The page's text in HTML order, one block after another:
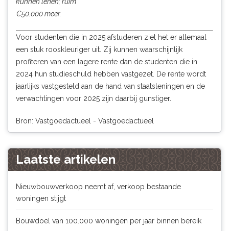
€50.000 meer.
Voor studenten die in 2025 afstuderen ziet het er allemaal
een stuk rooskleuriger uit. Zij kunnen waarschijnlijk
profiteren van een lagere rente dan de studenten die in
2024 hun studieschuld hebben vastgezet. De rente wordt
jaarlijks vastgesteld aan de hand van staatsleningen en de
verwachtingen voor 2025 zijn daarbij gunstiger.
Bron: Vastgoedactueel - Vastgoedactueel
Laatste artikelen
Nieuwbouwverkoop neemt af, verkoop bestaande
woningen stijgt
Bouwdoel van 100.000 woningen per jaar binnen bereik